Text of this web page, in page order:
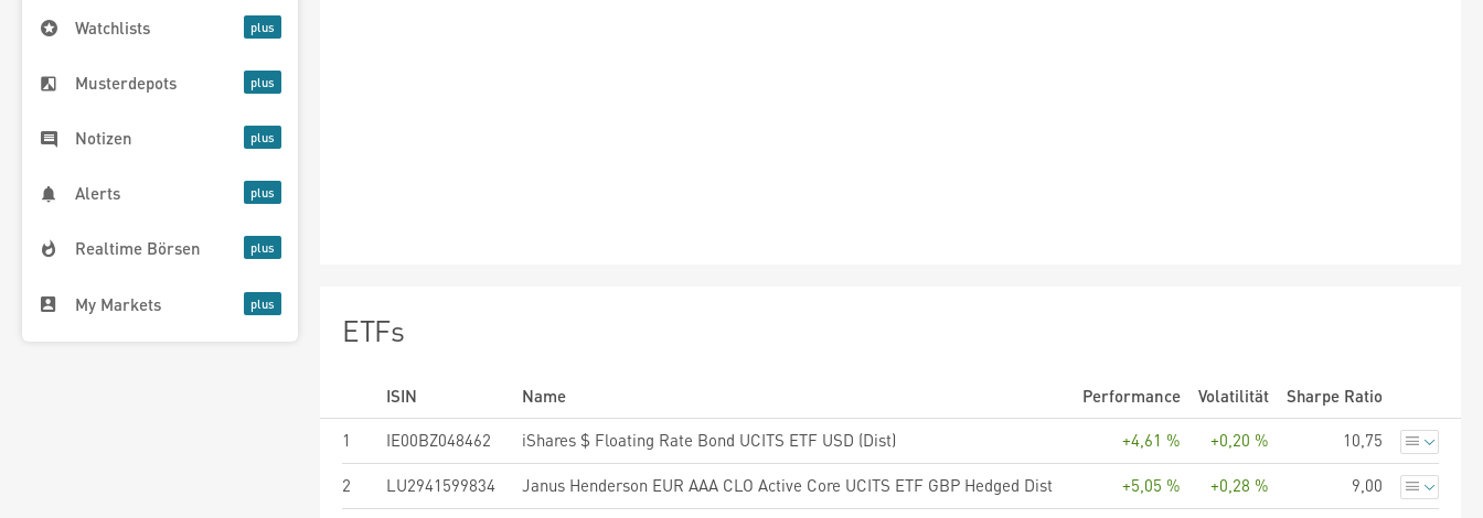
Watchlists
Musterdepots
Notizen
Alerts
Realtime Börsen
My Markets
ETFs
ISIN Name Performance Volatilität
Sharpe Ratio
1
IE00BZ048462 iShares $ Floating Rate Bond UCITS ETF USD (Dist) +4,61 % +0,20 % 10,75
2 LU2941599834 Janus Henderson EUR AAA CLO Active Core UCITS ETF GBP Hedged Dist +5,05 % +0,28 % 9,00